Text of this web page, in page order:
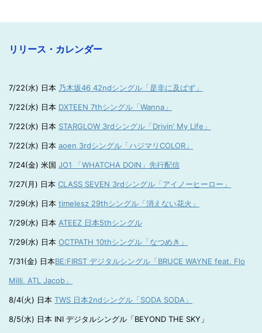
リリース・カレンダー
7/22(水) 日本 乃木坂46 42ndシングル「是非に及ばず」
7/22(水) 日本 DXTEEN 7thシングル「Wanna」
7/22(水) 日本 STARGLOW 3rdシングル「Drivin’ My Life」
7/22(水) 日本 aoen 3rdシングル「ハジマリCOLOR」
7/24(金) 米国 JO1 「WHATCHA DOIN」先行配信
7/27(月) 日本 CLASS SEVEN 3rdシングル「アイノーヒーロー」
7/29(水) 日本 timelesz 29thシングル「消えない花火」
7/29(水) 日本 ATEEZ 日本5thシングル
7/29(水) 日本 OCTPATH 10thシングル「なつめき」
7/31(金) 日本BE:FIRST デジタルシングル「BRUCE WAYNE feat. Flo
Milli, ATL Jacob」
8/4(火) 日本 TWS 日本2ndシングル「SODA SODA」
8/5(水) 日本 INI デジタルシングル「BEYOND THE SKY」